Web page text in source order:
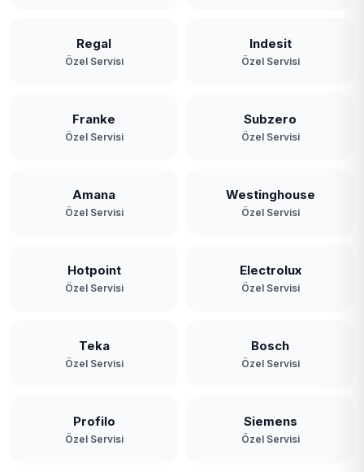
Regal
Özel Servisi
Indesit
Özel Servisi
Franke
Özel Servisi
Subzero
Özel Servisi
Amana
Özel Servisi
Westinghouse
Özel Servisi
Hotpoint
Özel Servisi
Electrolux
Özel Servisi
Teka
Özel Servisi
Bosch
Özel Servisi
Profilo
Özel Servisi
Siemens
Özel Servisi